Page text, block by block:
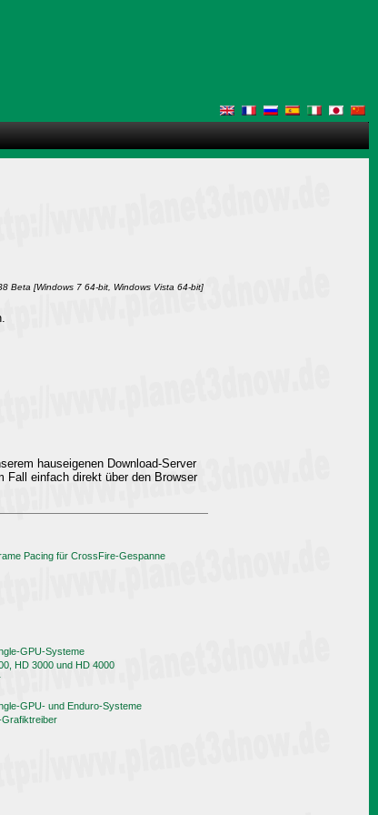
Beta [Windows 7 64-bit, Windows Vista 64-bit]
hauseigenen Download-Server
Fall einfach direkt über den Browser
Pacing für CrossFire-Gespanne
GPU-Systeme
HD 3000 und HD 4000
GPU- und Enduro-Systeme